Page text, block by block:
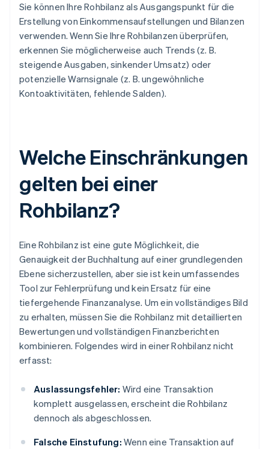
Sie können Ihre Rohbilanz als Ausgangspunkt für die
Erstellung von Einkommensaufstellungen und Bilanzen
verwenden. Wenn Sie Ihre Rohbilanzen überprüfen,
erkennen Sie möglicherweise auch Trends (z. B.
steigende Ausgaben, sinkender Umsatz) oder
potenzielle Warnsignale (z. B. ungewöhnliche
Kontoaktivitäten, fehlende Salden).
Welche Einschränkungen
gelten bei einer
Rohbilanz?
Eine Rohbilanz ist eine gute Möglichkeit, die
Genauigkeit der Buchhaltung auf einer grundlegenden
Ebene sicherzustellen, aber sie ist kein umfassendes
Tool zur Fehlerprüfung und kein Ersatz für eine
tiefergehende Finanzanalyse. Um ein vollständiges Bild
zu erhalten, müssen Sie die Rohbilanz mit detaillierten
Bewertungen und vollständigen Finanzberichten
kombinieren. Folgendes wird in einer Rohbilanz nicht
erfasst:
Auslassungsfehler: Wird eine Transaktion
komplett ausgelassen, erscheint die Rohbilanz
dennoch als abgeschlossen.
Falsche Einstufung: Wenn eine Transaktion auf